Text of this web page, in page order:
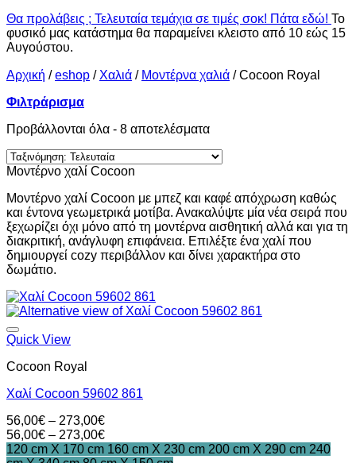
Θα προλάβεις ; Τελευταία τεμάχια σε τιμές σοκ! Πάτα εδώ! Το
φυσικό μας κατάστημα θα παραμείνει κλειστο από 10 εώς 15
Αυγούστου.
Αρχική /eshop / Χαλιά / Μοντέρνα χαλιά /Cocoon Royal
Φιλτράρισμα
Προβάλλονται όλα - 8 αποτελέσματαSorted
latest
Μοντέρνο χαλί Cocoon
Μοντέρνο χαλί Cocoon με μπεζ και καφέ απόχρωση καθώς
και έντονα γεωμετρικά μοτίβα. Ανακαλύψτε μία νέα σειρά που
ξεχωρίζει όχι μόνο από τη μοντέρνα αισθητική αλλά και για τη
διακριτική, ανάγλυφη επιφάνεια. Επιλέξτε ένα χαλί που
δημιουργεί cozy περιβάλλον και δίνει χαρακτήρα στο
δωμάτιο.
Quick View
Cocoon Royal
Χαλί Cocoon 59602 861
56,00€ – 273,00€Price
range:
56,00€
56,00€ – 273,00€Price
range:
120 cm X 170 cm 160 cm X 230 cm 200 cm X 290 cm 240